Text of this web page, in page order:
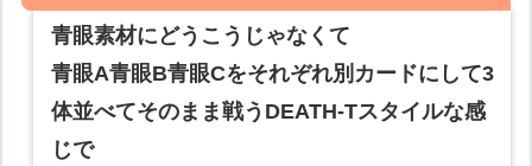
青眼素材にどうこうじゃなくて
青眼A青眼B青眼Cをそれぞれ別カードにして3
体並べてそのまま戦うDEATH-Tスタイルな感
じで